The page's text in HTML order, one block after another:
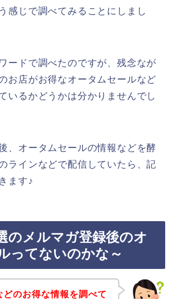
感じで調べてみることにしまし
ードで調べたのですが、残念なが
お店がお得なオータムセールなど
いるかどうかは分かりませんでし
、オータムセールの情報などを酵
ラインなどで配信していたら、記
ます♪
のメルマガ登録後のオ
ってないのかな～
のお得な情報を調べて